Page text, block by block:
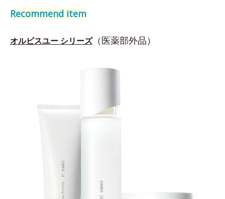
Recommend item
オルビスユー シリーズ（医薬部外品）